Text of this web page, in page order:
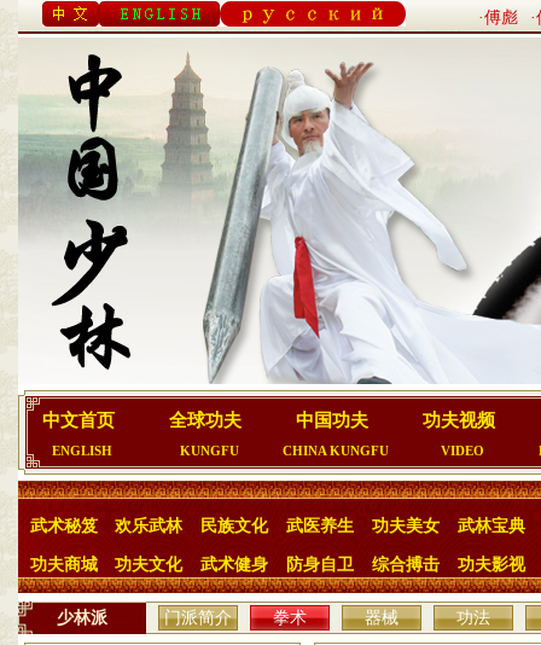
·傅彪
中文首页
ENGLISH
全球功夫
KUNGFU
中国功夫
CHINA KUNGFU
功夫视频
VIDEO
武术秘笈 欢乐武林 民族文化 武医养生 功夫美女 武林宝典
功夫商城 功夫文化 武术健身 防身自卫 综合搏击 功夫影视
少林派 门派简介 拳术 器械 功法